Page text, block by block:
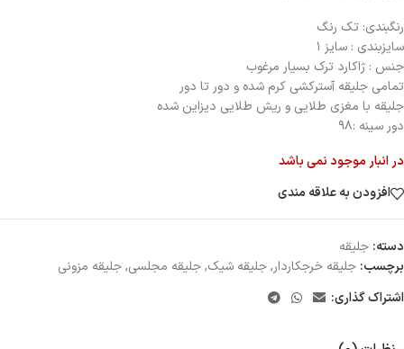
رنگبندی: تك رنگ
سایزبندی : سایز ۱
جنس : ژاكارد ترك بسیار مرغوب
تمامی جلیقه آسترکشی كرم شده و دور تا دور
جلیقه با مغزی طلایی و ریش طلایی دیزاین شده
دور سینه :۹۸
در انبار موجود نمی باشد
افزودن به علاقه مندی
دسته: جلیقه
برچسب: جلیقه خرجکاردار,جلیقه شیک,جلیقه مجلسی,جلیقه مزونی
اشتراک گذاری: